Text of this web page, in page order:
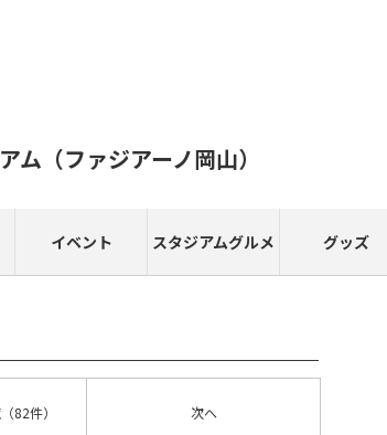
ム （ファジアーノ岡山）
イベント スタジアムグルメ グッズ
（82件） 次へ